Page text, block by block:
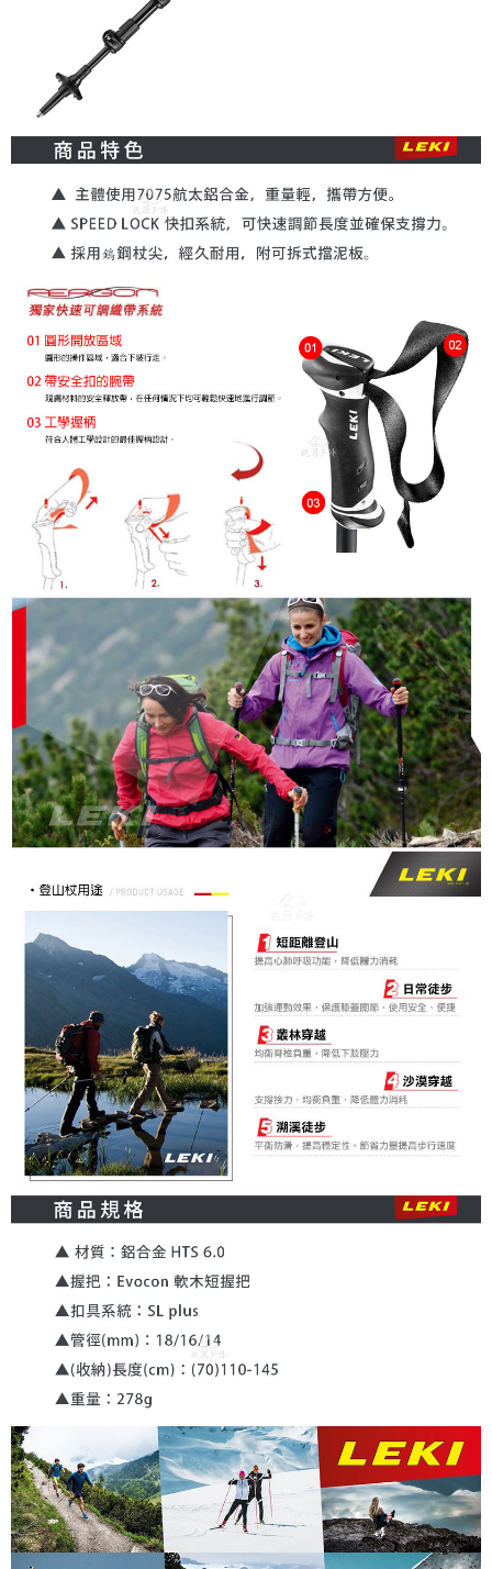
時審查核予不同之上限額度；若仍有額度不足之情形，本公司將視審查結果
請求用戶進行身份認證。
５．嚴禁一人註冊多個帳號或使用他人資訊註冊。若發現惡意使用之情形，
恩沛科技股份有限公司將有權停止該用戶之使用額度並採取法律行動。